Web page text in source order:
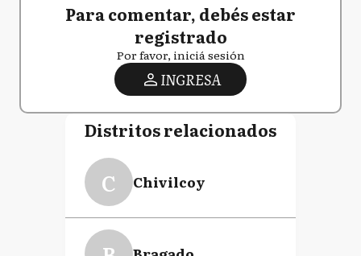
Para comentar, debés estar
registrado
Por favor, iniciá sesión
INGRESA
Distritos relacionados
C Chivilcoy